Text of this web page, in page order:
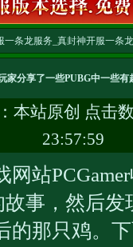
条龙服务_真封神开服一条
家分享了一些PUBG中一些有
本站原创 点击
23:57:59
站PCGamer
事，然后
的那只鸡。